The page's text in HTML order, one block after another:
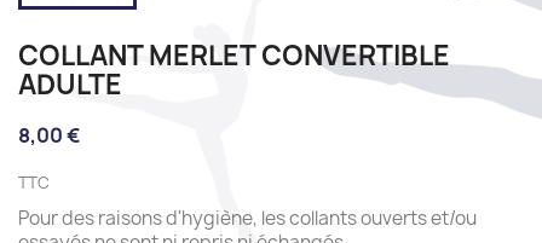
COLLANT MERLET CONVERTIBLE
ADULTE
8,00 €
TTC
Pour des raisons d'hygiène, les collants ouverts et/ou